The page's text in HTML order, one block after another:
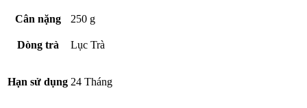
Cân nặng 250 g
Dòng trà Lục Trà
Hạn sử dụng 24 Tháng